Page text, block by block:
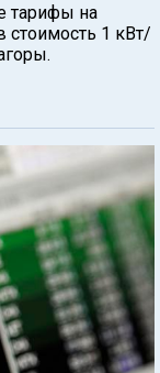
тарифы на
стоимость 1 кВт/